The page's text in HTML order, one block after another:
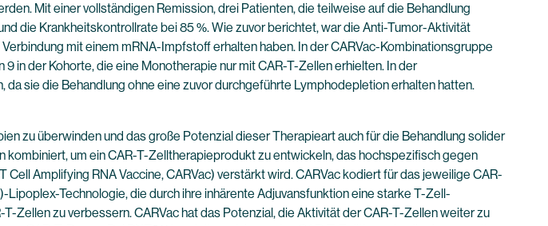
Mit einer vollständigen Remission, drei Patienten, die teilweise auf die Behandlung
die Krankheitskontrollrate bei 85 %. Wie zuvor berichtet, war die Anti-Tumor-Aktivität
mit einem mRNA-Impfstoff erhalten haben. In der CARVac-Kombinationsgruppe
in der Kohorte, die eine Monotherapie nur mit CAR-T-Zellen erhielten. In der
sie die Behandlung ohne eine zuvor durchgeführte Lymphodepletion erhalten hatten.
zu überwinden und das große Potenzial dieser Therapieart auch für die Behandlung solider
um ein CAR-T-Zelltherapieprodukt zu entwickeln, das hochspezifisch gegen
Amplifying RNA Vaccine, CARVac) verstärkt wird. CARVac kodiert für das jeweilige CAR-
Technologie, die durch ihre inhärente Adjuvansfunktion eine starke T-Zell-
Zellen zu verbessern. CARVac hat das Potenzial, die Aktivität der CAR-T-Zellen weiter zu